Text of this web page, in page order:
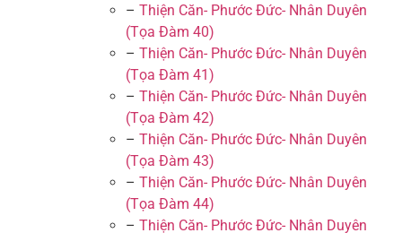
– Thiện Căn- Phước Đức- Nhân Duyên
(Tọa Đàm 40)
– Thiện Căn- Phước Đức- Nhân Duyên
(Tọa Đàm 41)
– Thiện Căn- Phước Đức- Nhân Duyên
(Tọa Đàm 42)
– Thiện Căn- Phước Đức- Nhân Duyên
(Tọa Đàm 43)
– Thiện Căn- Phước Đức- Nhân Duyên
(Tọa Đàm 44)
– Thiện Căn- Phước Đức- Nhân Duyên